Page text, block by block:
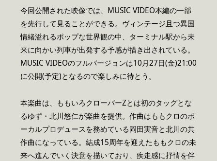
今回公開された映像では、MUSIC VIDEO本編の一部
を先行して見ることができる。ヴィンテージ且つ異国
情緒溢れるポップな世界観の中、ターミナル駅から未
来に向かい列車が出発する予感が描き出されている。
MUSIC VIDEOのフルバージョンは10月27日(金)21:00
に公開(予定)となるので楽しみに待とう。
本楽曲は、ももいろクローバーZとは初のタッグとな
るゆず・北川悠仁が楽曲を提供。作曲はももクロのボ
ーカルプロデュースを務めている岡田実音と北川の共
作曲になっている。結成15周年を迎えたももクロの未
来へ進んでいく決意を描いており、疾走感に抒情を伴